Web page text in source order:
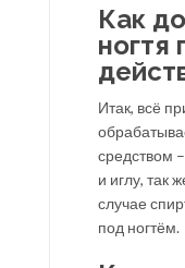
Как
ногтя
Итак, всё
средством
и иглу, так
случае
под ногтём.